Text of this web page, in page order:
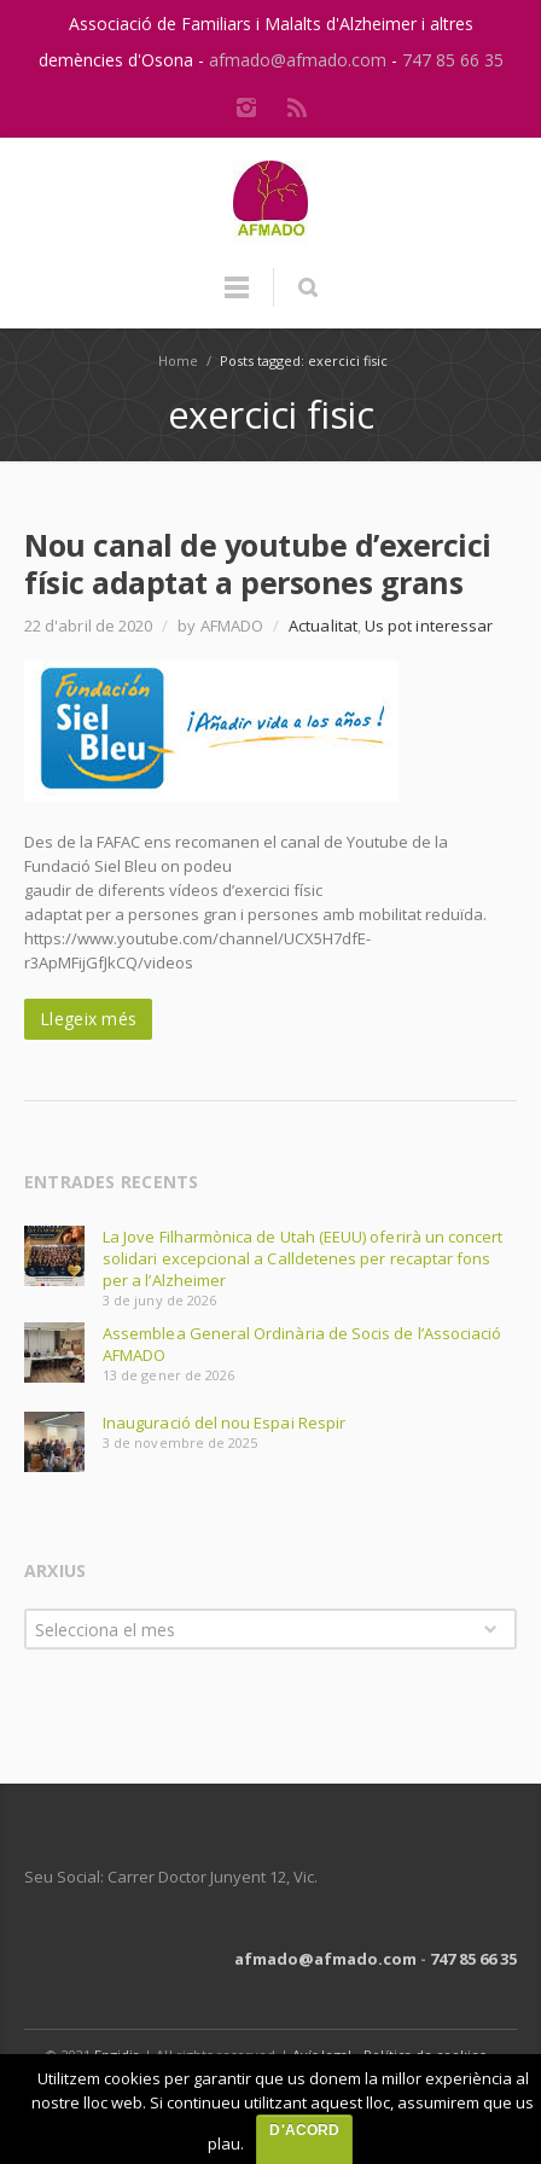
Associació de Familiars i Malalts d'Alzheimer i altres
demències d'Osona - afmado@afmado.com - 747 85 66 35
Home / Posts tagged: exercici fisic
exercici fisic
Nou canal de youtube d’exercici
físic adaptat a persones grans
22 d'abril de 2020 / by AFMADO / Actualitat,Us pot interessar
Des de la FAFAC ens recomanen el canal de Youtube de la
Fundació Siel Bleu on podeu
gaudir de diferents vídeos d’exercici físic
adaptat per a persones gran i persones amb mobilitat reduïda.
https://www.youtube.com/channel/UCX5H7dfE-
r3ApMFijGfJkCQ/videos
Llegeix més
ENTRADES RECENTS
La Jove Filharmònica de Utah (EEUU) oferirà un concert
solidari excepcional a Calldetenes per recaptar fons
per a l’Alzheimer
3 de juny de 2026
Assemblea General Ordinària de Socis de l’Associació
AFMADO
13 de gener de 2026
Inauguració del nou Espai Respir
3 de novembre de 2025
ARXIUS
Arxius
Selecciona el mes
Seu Social: Carrer Doctor Junyent 12, Vic.
afmado@afmado.com - 747 85 66 35
© 2021Engidia| All rights reserved |Avís legal-Política de cookies-
Política de privacitat
Utilitzem cookies per garantir que us donem la millor experiència al
nostre lloc web. Si continueu utilitzant aquest lloc, assumirem que us
plau.
D'ACORD